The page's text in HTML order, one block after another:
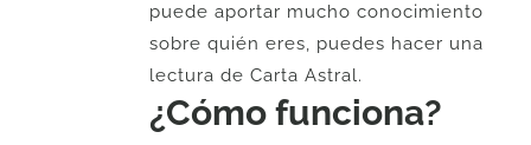
puede aportar mucho conocimiento
sobre quién eres, puedes hacer una
lectura de Carta Astral.
¿Cómo funciona?